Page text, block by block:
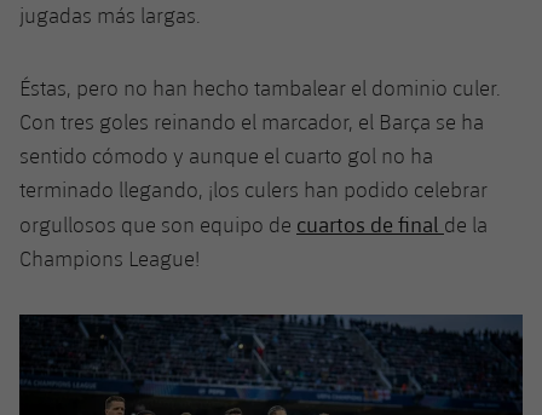
jugadas más largas.
Éstas, pero no han hecho tambalear el dominio culer.
Con tres goles reinando el marcador, el Barça se ha
sentido cómodo y aunque el cuarto gol no ha
terminado llegando, ¡los culers han podido celebrar
orgullosos que son equipo de cuartos de final de la
Champions League!
label.aria.chevronleft Siguiente